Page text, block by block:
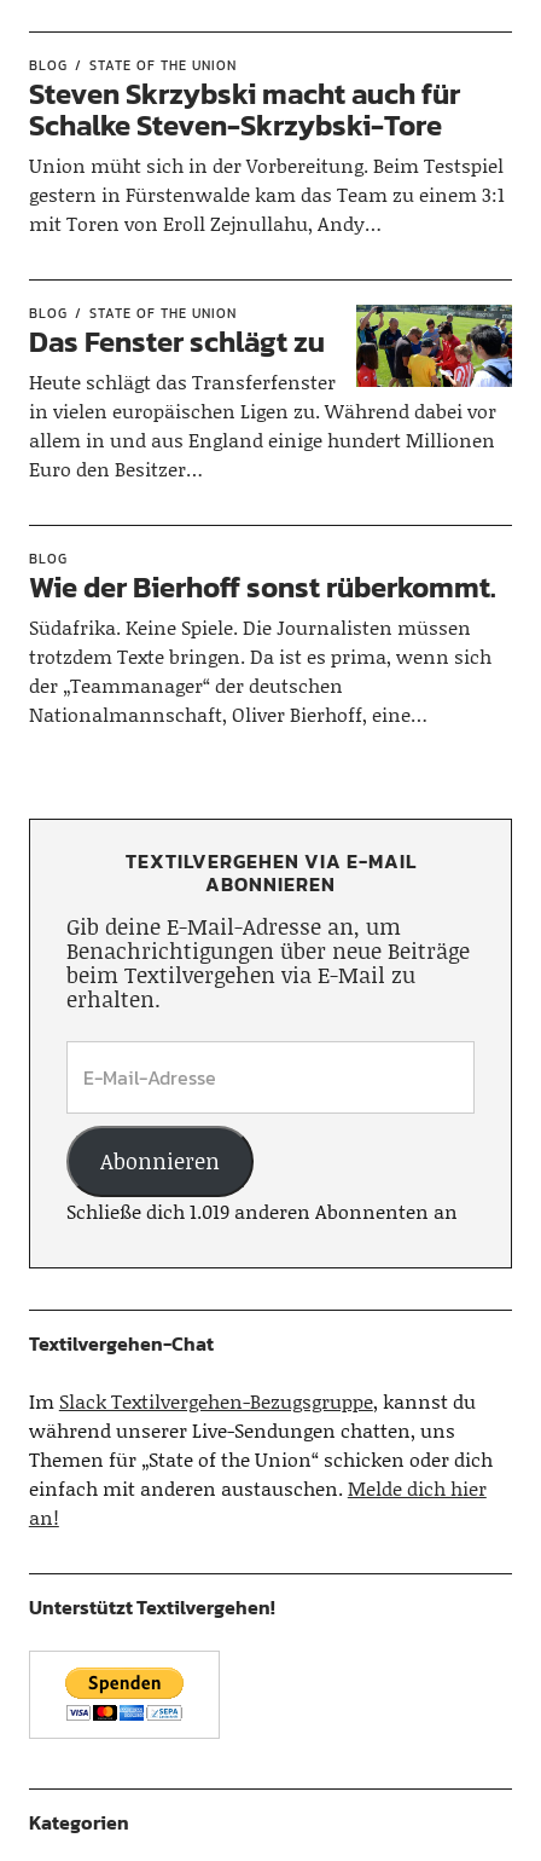
BLOG STATE OF THE UNION
Steven Skrzybski macht auch für
Schalke Steven-Skrzybski-Tore
Union müht sich in der Vorbereitung. Beim Testspiel
gestern in Fürstenwalde kam das Team zu einem 3:1
mit Toren von Eroll Zejnullahu, Andy…
BLOG STATE OF THE UNION
Das Fenster schlägt zu
Heute schlägt das Transferfenster
in vielen europäischen Ligen zu. Während dabei vor
allem in und aus England einige hundert Millionen
Euro den Besitzer…
BLOG
Wie der Bierhoff sonst rüberkommt.
Südafrika. Keine Spiele. Die Journalisten müssen
trotzdem Texte bringen. Da ist es prima, wenn sich
der „Teammanager“ der deutschen
Nationalmannschaft, Oliver Bierhoff, eine…
TEXTILVERGEHEN VIA E-MAIL
ABONNIEREN
Gib deine E-Mail-Adresse an, um
Benachrichtigungen über neue Beiträge
beim Textilvergehen via E-Mail zu
erhalten.
Abonnieren
Schließe dich 1.019 anderen Abonnenten an
Textilvergehen-Chat
Im Slack Textilvergehen-Bezugsgruppe, kannst du
während unserer Live-Sendungen chatten, uns
Themen für „State of the Union“ schicken oder dich
einfach mit anderen austauschen.Melde dich hier
an!
Unterstützt Textilvergehen!
Kategorien